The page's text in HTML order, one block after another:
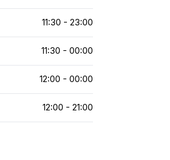
11:30 - 23:00
11:30 - 00:00
12:00 - 00:00
12:00 - 21:00